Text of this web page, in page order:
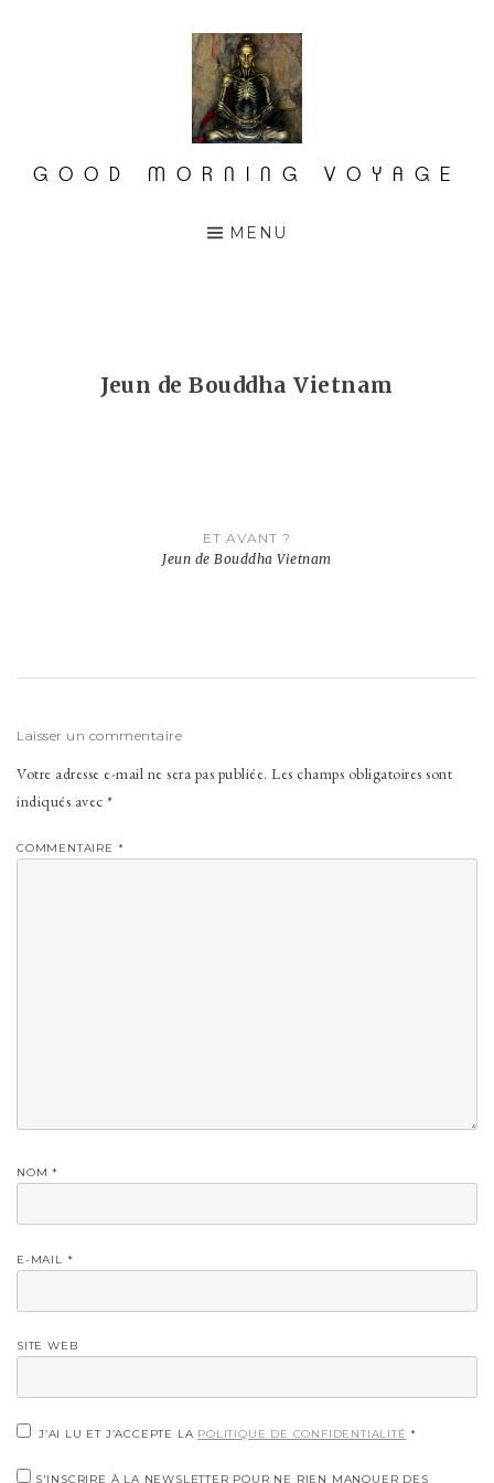
GOOD MORNING VOYAGE
MENU
Jeun de Bouddha Vietnam
ET AVANT ?
Jeun de Bouddha Vietnam
Laisser un commentaire
Votre adresse e-mail ne sera pas publiée. Les champs obligatoires sont
indiqués avec *
COMMENTAIRE *
NOM *
E-MAIL *
SITE WEB
J’AI LU ET J’ACCEPTE LA POLITIQUE DE CONFIDENTIALITÉ *
S'INSCRIRE À LA NEWSLETTER POUR NE RIEN MANQUER DES